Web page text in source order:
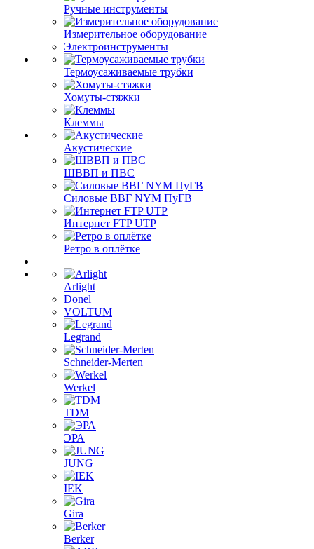
Ручные инструменты
Измерительное оборудование
Электроинструменты
Термоусаживаемые трубки
Хомуты-стяжки
Клеммы
Акустические
ШВВП и ПВС
Силовые ВВГ NYM ПуГВ
Интернет FTP UTP
Ретро в оплётке
Arlight
Donel
VOLTUM
Legrand
Schneider-Merten
Werkel
TDM
ЭРА
JUNG
IEK
Gira
Berker